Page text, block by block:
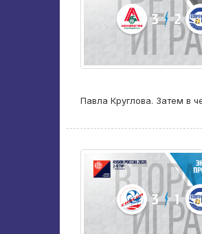
Павла Круглова. Затем в